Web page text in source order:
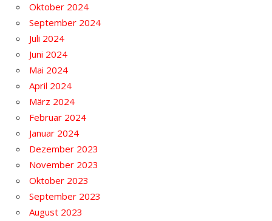
Oktober 2024
September 2024
Juli 2024
Juni 2024
Mai 2024
April 2024
März 2024
Februar 2024
Januar 2024
Dezember 2023
November 2023
Oktober 2023
September 2023
August 2023